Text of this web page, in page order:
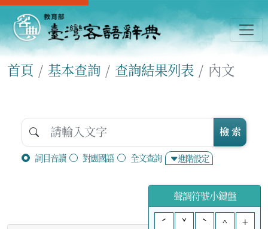
首頁 基本查詢 查詢結果列表 內文
詞目音讀 對應國語 全文查詢 進階設定
檢 索
聲調符號小鍵盤
ˊ
ˇ ˋ ^ +